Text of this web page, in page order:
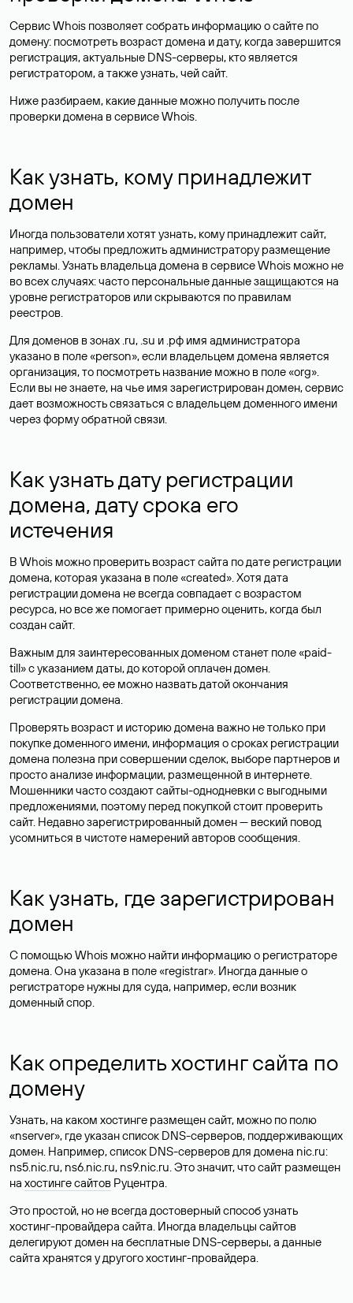
Сервис Whois позволяет собрать информацию о сайте по
домену: посмотреть возраст домена и дату, когда завершится
регистрация, актуальные DNS-серверы, кто является
регистратором, а также узнать, чей сайт.
Ниже разбираем, какие данные можно получить после
проверки домена в сервисе Whois.
Как узнать, кому принадлежит
домен
Иногда пользователи хотят узнать, кому принадлежит сайт,
например, чтобы предложить администратору размещение
рекламы. Узнать владельца домена в сервисе Whois можно не
во всех случаях: часто персональные данныезащищаются на
уровне регистраторов или скрываются по правилам
реестров.
Для доменов в зонах .ru, .su и .рф имя администратора
указано в поле «person», если владельцем домена является
организация, то посмотреть название можно в поле «org».
Если вы не знаете, на чье имя зарегистрирован домен, сервис
дает возможность связаться с владельцем доменного имени
через форму обратной связи.
Как узнать дату регистрации
домена, дату срока его
истечения
В Whois можно проверить возраст сайта по дате регистрации
домена, которая указана в поле «created». Хотя дата
регистрации домена не всегда совпадает с возрастом
ресурса, но все же помогает примерно оценить, когда был
создан сайт.
Важным для заинтересованных доменом станет поле «paid-
till» с указанием даты, до которой оплачен домен.
Соответственно, ее можно назвать датой окончания
регистрации домена.
Проверять возраст и историю домена важно не только при
покупке доменного имени, информация о сроках регистрации
домена полезна при совершении сделок, выборе партнеров и
просто анализе информации, размещенной в интернете.
Мошенники часто создают сайты-однодневки с выгодными
предложениями, поэтому перед покупкой стоит проверить
сайт. Недавно зарегистрированный домен — веский повод
усомниться в чистоте намерений авторов сообщения.
Как узнать, где зарегистрирован
домен
С помощью Whois можно найти информацию о регистраторе
домена. Она указана в поле «registrar». Иногда данные о
регистраторе нужны для суда, например, если возник
доменный спор.
Как определить хостинг сайта по
домену
Узнать, на каком хостинге размещен сайт, можно по полю
«nserver», где указан список DNS-серверов, поддерживающих
домен. Например, список DNS-серверов для домена nic.ru:
ns5.nic.ru, ns6.nic.ru, ns9.nic.ru. Это значит, что сайт размещен
на хостинге сайтов Руцентра.
Это простой, но не всегда достоверный способ узнать
хостинг-провайдера сайта. Иногда владельцы сайтов
делегируют домен на бесплатные DNS-серверы, а данные
сайта хранятся у другого хостинг-провайдера.